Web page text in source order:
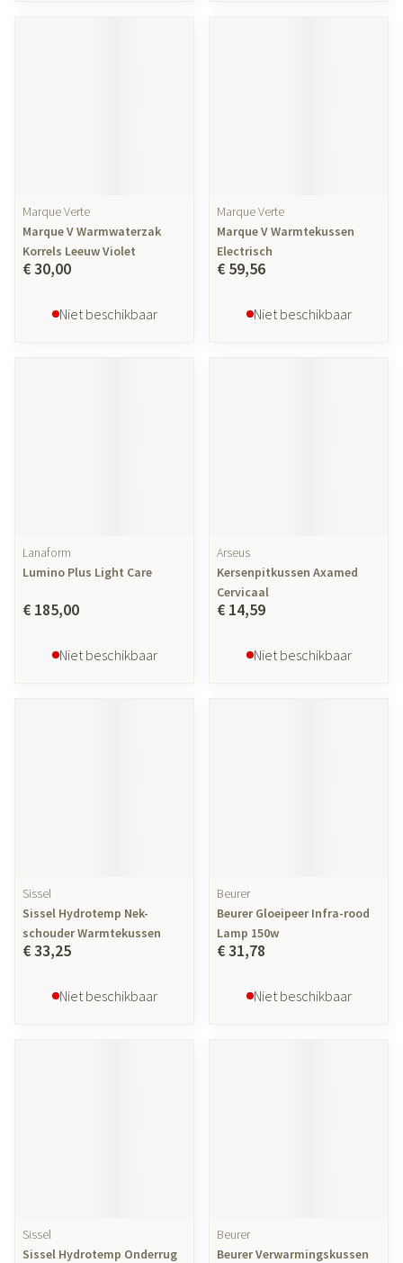
Marque Verte
Marque V Warmwaterzak
Korrels Leeuw Violet
€ 30,00
Niet beschikbaar
Marque Verte
Marque V Warmtekussen
Electrisch
€ 59,56
Niet beschikbaar
Lanaform
Lumino Plus Light Care
€ 185,00
Niet beschikbaar
Arseus
Kersenpitkussen Axamed
Cervicaal
€ 14,59
Niet beschikbaar
Sissel
Sissel Hydrotemp Nek-
schouder Warmtekussen
€ 33,25
Niet beschikbaar
Beurer
Beurer Gloeipeer Infra-rood
Lamp 150w
€ 31,78
Niet beschikbaar
Sissel
Sissel Hydrotemp Onderrug
Beurer
Beurer Verwarmingskussen